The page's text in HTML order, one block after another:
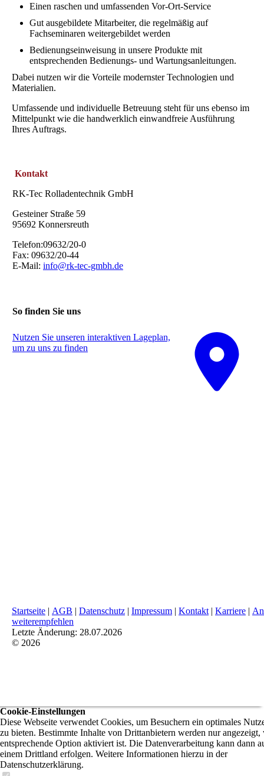
Einen raschen und umfassenden Vor-Ort-Service
Gut ausgebildete Mitarbeiter, die regelmäßig auf
Fachseminaren weitergebildet werden
Bedienungseinweisung in unsere Produkte mit
entsprechenden Bedienungs- und Wartungsanleitungen.
Dabei nutzen wir die Vorteile modernster Technologien und
Materialien.
Umfassende und individuelle Betreuung steht für uns ebenso im
Mittelpunkt wie die handwerklich einwandfreie Ausführung
Ihres Auftrags.
Kontakt
RK-Tec Rolladentechnik GmbH
Gesteiner Straße 59
95692 Konnersreuth
Telefon:09632/20-0
Fax: 09632/20-44
E-Mail: info@rk-tec-gmbh.de
So finden Sie uns
Nutzen Sie unseren interaktiven La­ge­plan,
um zu uns zu finden
Startseite | AGB | Datenschutz | Impressum | Kontakt | Karriere |
weiterempfehlen
Letzte Änderung: 28.07.2026
© 2026
Cookie-Einstellungen
Diese Webseite verwendet Cookies, um Besuchern ein optimales
zu bieten. Bestimmte Inhalte von Drittanbietern werden nur angezeigt,
entsprechende Option aktiviert ist. Die Datenverarbeitung kann dann
einem Drittland erfolgen. Weitere Informationen hierzu in der
Datenschutzerklärung.